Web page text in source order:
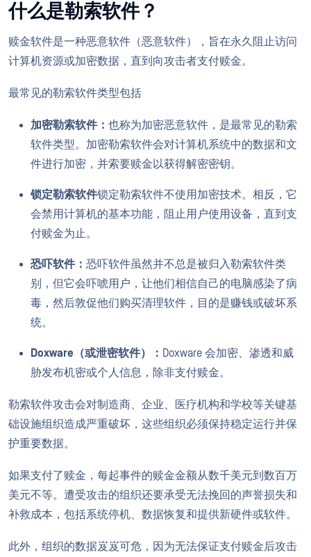
什么是勒索软件？
赎金软件是一种恶意软件（恶意软件），旨在永久阻止访问
计算机资源或加密数据，直到向攻击者支付赎金。
最常见的勒索软件类型包括
加密勒索软件： 也称为加密恶意软件，是最常见的勒索
软件类型。加密勒索软件会对计算机系统中的数据和文
件进行加密，并索要赎金以获得解密密钥。
锁定勒索软件锁定勒索软件不使用加密技术。相反，它
会禁用计算机的基本功能，阻止用户使用设备，直到支
付赎金为止。
恐吓软件： 恐吓软件虽然并不总是被归入勒索软件类
别，但它会吓唬用户，让他们相信自己的电脑感染了病
毒，然后敦促他们购买清理软件，目的是赚钱或破坏系
统。
Doxware（或泄密软件）： Doxware 会加密、渗透和威
胁发布机密或个人信息，除非支付赎金。
勒索软件攻击会对制造商、企业、医疗机构和学校等关键基
础设施组织造成严重破坏，这些组织必须保持稳定运行并保
护重要数据。
如果支付了赎金，每起事件的赎金金额从数千美元到数百万
美元不等。遭受攻击的组织还要承受无法挽回的声誉损失和
补救成本，包括系统停机、数据恢复和提供新硬件或软件。
此外，组织的数据岌岌可危，因为无法保证支付赎金后攻击